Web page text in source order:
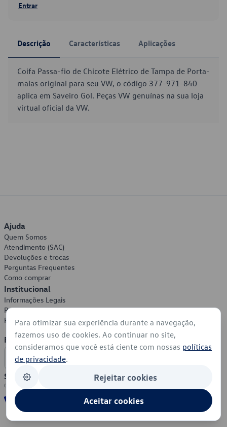
Entrar
Descrição Características Aplicações
Coifa Passa-fio de Chicote Elétrico de Tampa de Porta-
malas original para seu VW, o código 377-971-840
aplica em Saveiro Gol. Peças VW genuínas na sua loja
virtual oficial da VW.
Ajuda
Quem Somos
Atendimento (SAC)
Devoluções e trocas
Perguntas Frequentes
Como comprar
Institucional
Informações Legais
Política de Privacidade
Política de Cookies
Formas de Pagamento
Segurança
Para otimizar sua experiência durante a navegação,
fazemos uso de cookies. Ao continuar no site,
consideramos que você está ciente com nossas políticas
de privacidade.
Rejeitar cookies
Aceitar cookies